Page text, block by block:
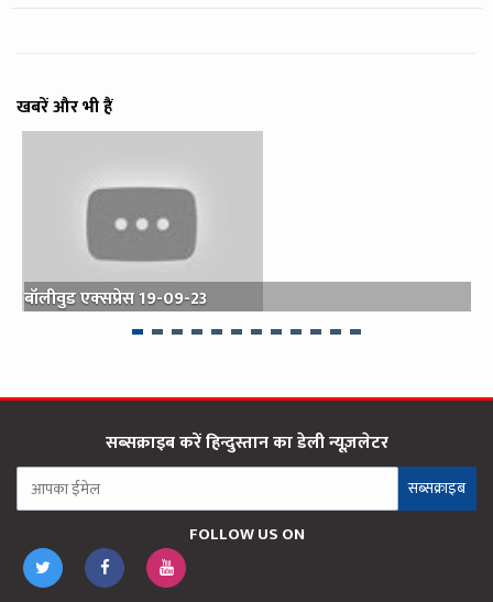
खबरें और भी हैं
बॉलीवुड एक्‍सप्रेस 19-09-23
सब्सक्राइब करें हिन्दुस्तान का डेली न्यूज़लेटर
सब्सक्राइब
FOLLOW US ON